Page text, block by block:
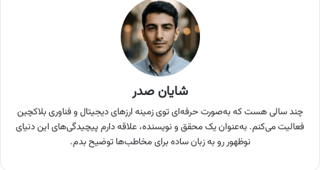
شایان صدر
چند سالی هست که به‌صورت حرفه‌ای توی زمینه ارزهای دیجیتال و فناوری بلاکچین
فعالیت می‌کنم. به‌عنوان یک محقق و نویسنده، علاقه دارم پیچیدگی‌های این دنیای
نوظهور رو به زبان ساده برای مخاطب‌ها توضیح بدم.